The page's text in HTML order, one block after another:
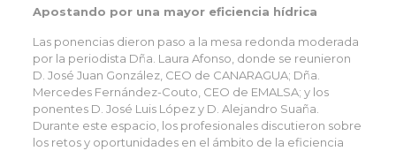
Apostando por una mayor eficiencia hídrica
Las ponencias dieron paso a la mesa redonda moderada
por la periodista Dña. Laura Afonso, donde se reunieron
D. José Juan González, CEO de CANARAGUA; Dña.
Mercedes Fernández-Couto, CEO de EMALSA; y los
ponentes D. José Luis López y D. Alejandro Suaña.
Durante este espacio, los profesionales discutieron sobre
los retos y oportunidades en el ámbito de la eficiencia